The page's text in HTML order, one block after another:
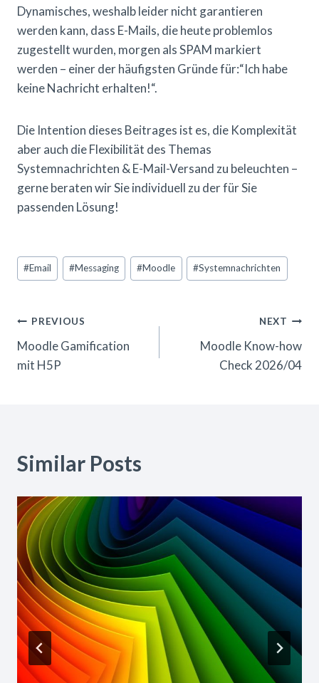
Dynamisches, weshalb leider nicht garantieren
werden kann, dass E-Mails, die heute problemlos
zugestellt wurden, morgen als SPAM markiert
werden – einer der häufigsten Gründe für:“Ich habe
keine Nachricht erhalten!“.
Die Intention dieses Beitrages ist es, die Komplexität
aber auch die Flexibilität des Themas
Systemnachrichten & E-Mail-Versand zu beleuchten –
gerne beraten wir Sie individuell zu der für Sie
passenden Lösung!
Post
Tags:
#Email #Messaging #Moodle #Systemnachrichten
Beitrags-
Navigation
PREVIOUS
Moodle Gamification
mit H5P
NEXT
Moodle Know-how
Check 2026/04
Similar Posts